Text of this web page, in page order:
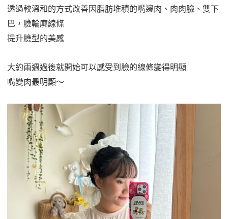
透過較溫和的方式改善因脂肪堆積的嘴邊肉、肉肉臉、雙下
巴，臉輪廓線條
提升臉型的美感
大約兩週過後就開始可以感受到臉的線條變得明顯
嘴變肉最明顯～